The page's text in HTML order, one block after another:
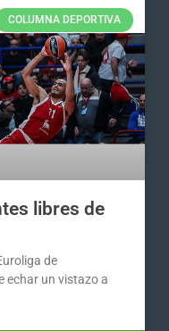
COLUMNA DEPORTIVA
libres de
de
echar un vistazo a